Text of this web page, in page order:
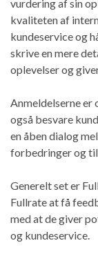
vurdering af sin
kvaliteten af
kundeservice og
skrive en mere
oplevelser og
Anmeldelserne
også besvare
en åben dialog
forbedringer og
Generelt set er
Fullrate at få
med at de giver
og kundeservice.